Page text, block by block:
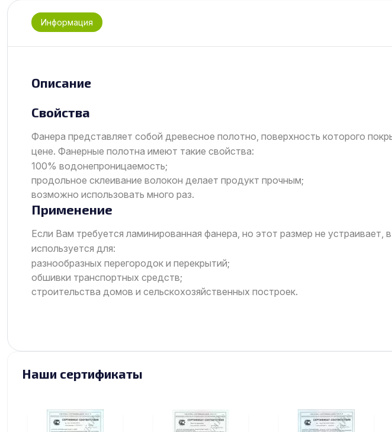
Информация
Описание
Свойства
Фанера представляет собой древесное полотно, поверхность которого
цене. Фанерные полотна имеют такие свойства:
100% водонепроницаемость;
продольное склеивание волокон делает продукт прочным;
возможно использовать много раз.
Применение
Если Вам требуется ламинированная фанера, но этот размер не
используется для:
разнообразных перегородок и перекрытий;
обшивки транспортных средств;
строительства домов и сельскохозяйственных построек.
Наши сертификаты